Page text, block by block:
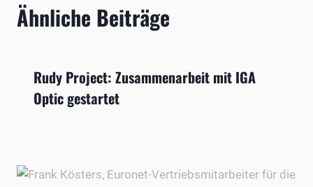
Ähnliche Beiträge
Rudy Project: Zusammenarbeit mit IGA
Optic gestartet